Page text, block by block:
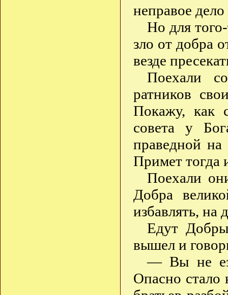
неправое
Но для
зло от добра
везде
Поехали
ратников
Покажу, как
совета у
праведной
Примет тогда
Поехали
Добра
избавлять, на
Едут
вышел и
— Вы не
Опасно стало